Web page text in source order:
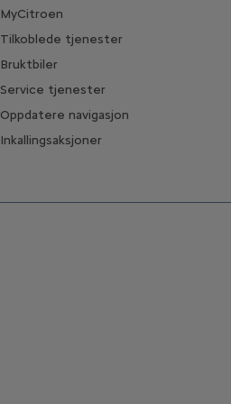
MyCitroen
Tilkoblede tjenester
Bruktbiler
Service tjenester
Oppdatere navigasjon
Inkallingsaksjoner